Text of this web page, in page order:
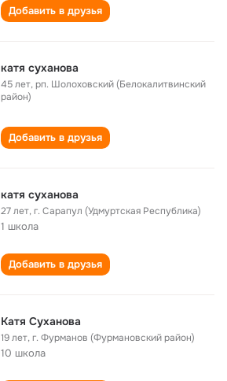
Добавить в друзья
катя суханова
45 лет,рп. Шолоховский (Белокалитвинский
район)
Добавить в друзья
катя суханова
27 лет,г. Сарапул (Удмуртская Республика)
1 школа
Добавить в друзья
Катя Суханова
19 лет,г. Фурманов (Фурмановский район)
10 школа